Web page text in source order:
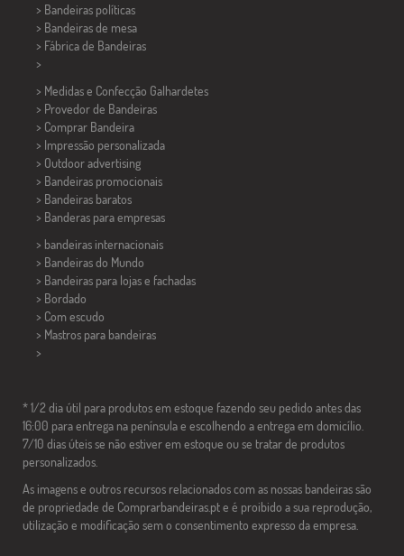
> Bandeiras políticas
> Bandeiras de mesa
> Fábrica de Bandeiras
>
> Medidas e Confecção Galhardetes
> Provedor de Bandeiras
> Comprar Bandeira
> Impressão personalizada
> Outdoor advertising
> Bandeiras promocionais
> Bandeiras baratos
> Banderas para empresas
> bandeiras internacionais
> Bandeiras do Mundo
> Bandeiras para lojas e fachadas
> Bordado
> Com escudo
> Mastros para bandeiras
>
* 1/2 dia útil para produtos em estoque fazendo seu pedido antes das
16:00 para entrega na península e escolhendo a entrega em domicílio.
7/10 dias úteis se não estiver em estoque ou se tratar de produtos
personalizados.
As imagens e outros recursos relacionados com as nossas bandeiras são
de propriedade de Comprarbandeiras.pt e é proibido a sua reprodução,
utilização e modificação sem o consentimento expresso da empresa.